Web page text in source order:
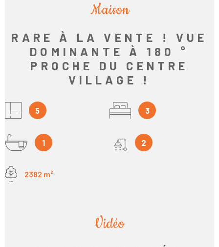
Maison
RARE À LA VENTE ! VUE
DOMINANTE À 180 °
PROCHE DU CENTRE
VILLAGE !
5 3
1 2
2382 m²
Vidéo